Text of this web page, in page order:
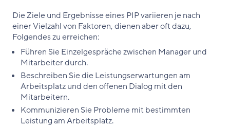
Die Ziele und Ergebnisse eines PIP variieren je nach
einer Vielzahl von Faktoren, dienen aber oft dazu,
Folgendes zu erreichen:
Führen Sie Einzelgespräche zwischen Manager und
Mitarbeiter durch.
Beschreiben Sie die Leistungserwartungen am
Arbeitsplatz und den offenen Dialog mit den
Mitarbeitern.
Kommunizieren Sie Probleme mit bestimmten
Leistung am Arbeitsplatz.